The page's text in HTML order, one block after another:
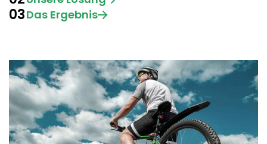
03Das Ergebnis